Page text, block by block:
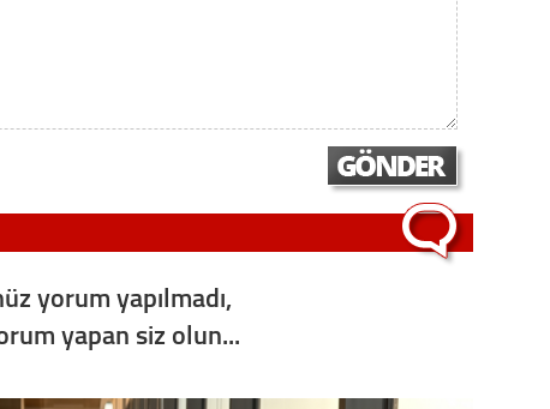
yorum yapılmadı,
yapan siz olun...